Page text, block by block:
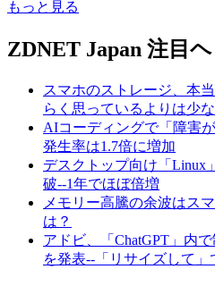
もっと見る
ZDNET Japan 注目
スマホのストレージ、本
らく思っているよりは少
AIコーディングで「障害
発生率は1.7倍に増加
デスクトップ向け「Linux
破--1年でほぼ倍増
メモリー高騰の余波はス
は？
アドビ、「ChatGPT」内
を発表--「リサイズして」